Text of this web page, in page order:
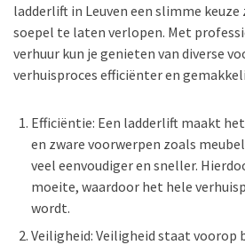
ladderlift in Leuven een slimme
soepel te laten verlopen. Met
verhuur kun je genieten van diverse
verhuisproces efficiënter en
Efficiëntie: Een ladderlift maakt
en zware voorwerpen zoals
veel eenvoudiger en sneller.
moeite, waardoor het hele
wordt.
Veiligheid: Veiligheid staat voorop